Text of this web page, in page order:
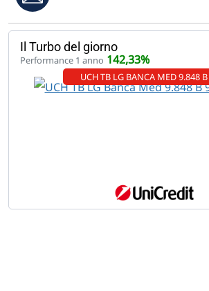
Il Turbo del giorno
Performance 1 anno 142,33%
UCH TB LG BANCA MED 9.848